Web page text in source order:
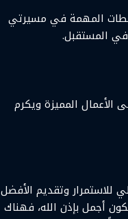
المهمة في مسيرتي
في المستقبل.
الأعمال المميزة ويكرم
للاستمرار وتقديم الأفضل
أجمل بإذن الله، فهناك